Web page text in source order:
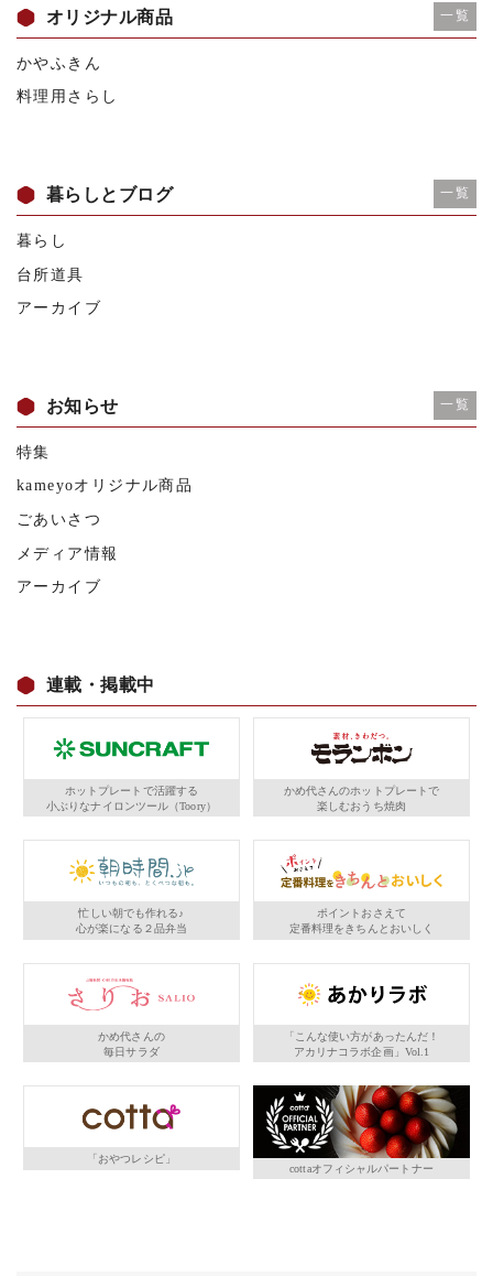
オリジナル商品 一覧
かやふきん
料理用さらし
暮らしとブログ 一覧
暮らし
台所道具
アーカイブ
お知らせ 一覧
特集
kameyoオリジナル商品
ごあいさつ
メディア情報
アーカイブ
連載・掲載中
ホットプレートで活躍する
小ぶりなナイロンツール（Toory）
かめ代さんのホットプレートで
楽しむおうち焼肉
忙しい朝でも作れる♪
心が楽になる２品弁当
ポイントおさえて
定番料理をきちんとおいしく
かめ代さんの
毎日サラダ
「こんな使い方があったんだ！
アカリナコラボ企画」Vol.1
「おやつレシピ」
cottaオフィシャルパートナー